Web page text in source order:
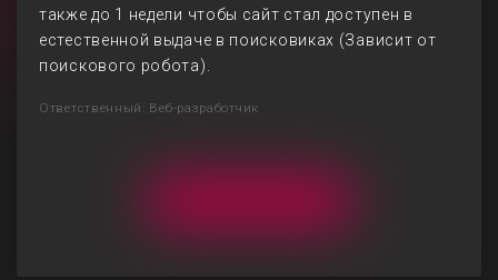
также до 1 недели чтобы сайт стал доступен в
естественной выдаче в поисковиках (Зависит от
поискового робота).
Ответственный: Веб-разработчик